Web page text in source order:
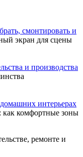
смонтировать и
экран для сцены
и производства
интерьерах
как комфортные зоны
ремонте и